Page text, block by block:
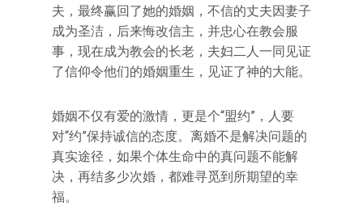
夫，最终赢回了她的婚姻，不信的丈夫因妻子
成为圣洁，后来悔改信主，并忠心在教会服
事，现在成为教会的长老，夫妇二人一同见证
了信仰令他们的婚姻重生，见证了神的大能。
婚姻不仅有爱的激情，更是个“盟约”，人要
对“约”保持诚信的态度。离婚不是解决问题的
真实途径，如果个体生命中的真问题不能解
决，再结多少次婚，都难寻觅到所期望的幸
福。